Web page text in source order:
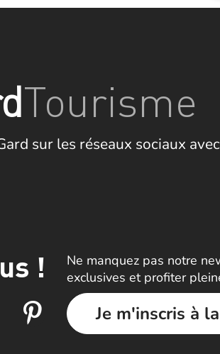
Tourisme
sur les réseaux sociaux
!
Ne manquez pas notre
exclusives et profiter
Je m'inscris à